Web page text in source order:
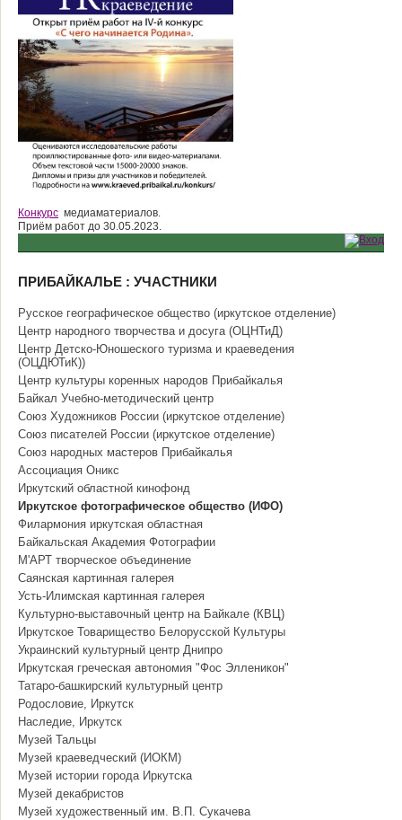
Конкурс медиаматериалов.
Приём работ до 30.05.2023.
ПРИБАЙКАЛЬЕ : УЧАСТНИКИ
Русское географическое общество (иркутское отделение)
Центр народного творчества и досуга (ОЦНТиД)
Центр Детско-Юношеского туризма и краеведения
(ОЦДЮТиК))
Центр культуры коренных народов Прибайкалья
Байкал Учебно-методический центр
Союз Художников России (иркутское отделение)
Союз писателей России (иркутское отделение)
Союз народных мастеров Прибайкалья
Ассоциация Оникс
Иркутский областной кинофонд
Иркутское фотографическое общество (ИФО)
Филармония иркутская областная
Байкальская Академия Фотографии
М'АРТ творческое объединение
Саянская картинная галерея
Усть-Илимская картинная галерея
Культурно-выставочный центр на Байкале (КВЦ)
Иркутское Товарищество Белорусской Культуры
Украинский культурный центр Днипро
Иркутская греческая автономия "Фос Элленикон"
Татаро-башкирский культурный центр
Родословие, Иркутск
Наследие, Иркутск
Музей Тальцы
Музей краеведческий (ИОКМ)
Музей истории города Иркутска
Музей декабристов
Музей художественный им. В.П. Сукачева